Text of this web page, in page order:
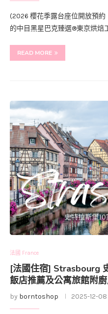
(2026 櫻花季露台座位開放預
的中目黑星巴克臻選®東京烘焙
READ MORE
法國 France
[法國住宿] Strasbourg
飯店推薦及公寓旅館附
by borntoshop 2025-12-08